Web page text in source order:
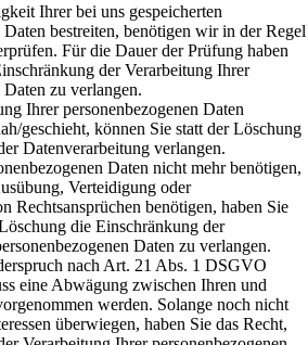
Ihrer bei uns gespeicherten
Daten bestreiten, benötigen wir in der Regel
Für die Dauer der Prüfung haben
der Verarbeitung Ihrer
Daten zu verlangen.
Ihrer personenbezogenen Daten
geschieht, können Sie statt der Löschung
Datenverarbeitung verlangen.
Daten nicht mehr benötigen,
Verteidigung oder
Rechtsansprüchen benötigen, haben Sie
die Einschränkung der
Daten zu verlangen.
nach Art. 21 Abs. 1 DSGVO
eine Abwägung zwischen Ihren und
werden. Solange noch nicht
überwiegen, haben Sie das Recht,